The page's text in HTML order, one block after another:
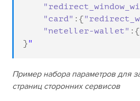
Пример набора параметров для
страниц сторонних сервисов
"card" :{
"neteller-wallet" :{
}"